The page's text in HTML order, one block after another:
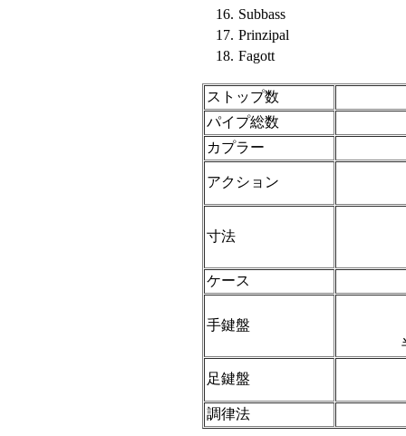
16. Subbass
17. Prinzipal
18. Fagott
ストップ数
パイプ総数
カプラー
アクション
寸法
ケース
手鍵盤
足鍵盤
調律法